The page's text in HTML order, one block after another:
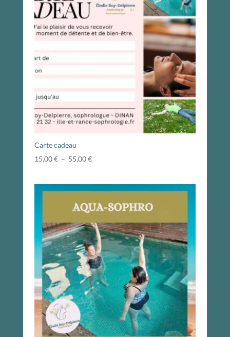
Carte cadeau
15,00€ – 55,00€Plage
prix :
à
55,00 €